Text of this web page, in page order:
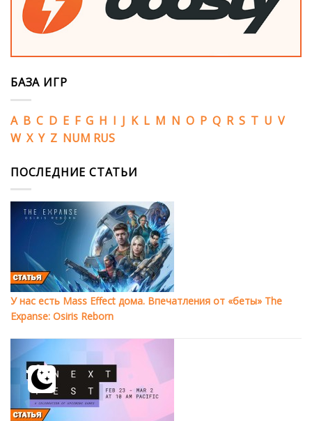
БАЗА ИГР
A B C D E F G H I J K L M N O P Q R S T U V
W X Y Z NUM RUS
ПОСЛЕДНИЕ СТАТЬИ
У нас есть Mass Effect дома. Впечатления от «беты» The
Expanse: Osiris Reborn